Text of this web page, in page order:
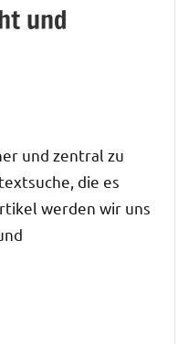
und
und zentral zu
die es
werden wir uns